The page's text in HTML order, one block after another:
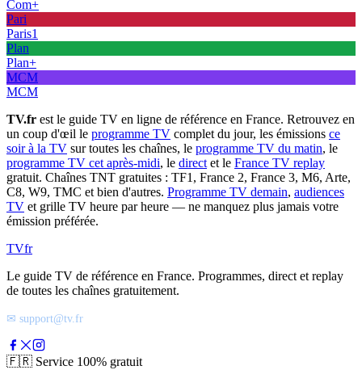
Com+
Pari
Paris1
Plan
Plan+
MCM
MCM
TV.fr est le guide TV en ligne de référence en France. Retrouvez en
un coup d'œil le programme TV complet du jour, les émissions ce
soir à la TV sur toutes les chaînes, le programme TV du matin, le
programme TV cet après-midi, le direct et le France TV replay
gratuit. Chaînes TNT gratuites : TF1, France 2, France 3, M6, Arte,
C8, W9, TMC et bien d'autres. Programme TV demain, audiences
TV et grille TV heure par heure — ne manquez plus jamais votre
émission préférée.
TVfr
Le guide TV de référence en France. Programmes, direct et replay
de toutes les chaînes gratuitement.
✉ support@tv.fr
🇫🇷 Service 100% gratuit